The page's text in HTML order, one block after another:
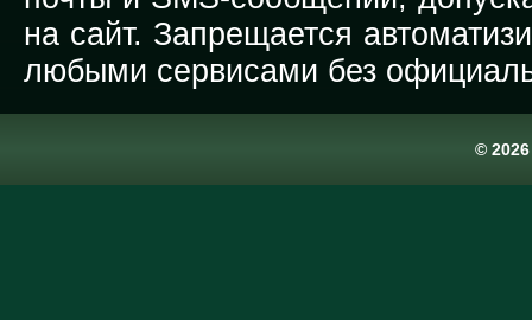
на сайт. Запрещается
любыми сервисами без
©